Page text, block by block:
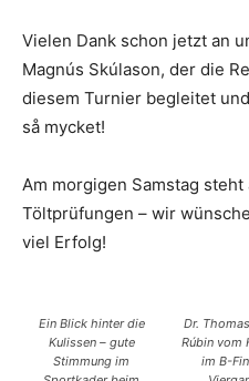
Vielen Dank schon jetzt an
Magnús Skúlason, der die
diesem Turnier begleitet
så mycket!
Am morgigen Samstag
Töltprüfungen – wir
viel Erfolg!
Ein Blick hinter die
Kulissen – gute
Stimmung im
Dr.
Rúbin vom
im B-